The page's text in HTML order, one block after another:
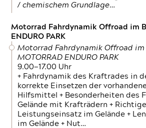
/ chemischem Grundlage…
Motorrad Fahrdynamik Offroad im
ENDURO PARK
Motorrad Fahrdynamik Offroad im
MOTORRAD ENDURO PARK
9.00—17.00 Uhr
+ Fahrdynamik des Kraftrades in
korrekte Einsetzen der
Hilfsmittel + Besonderheiten des
Gelände mit Krafträdern +
Leistungseinsatz im Gelände +
im Gelände + Nut…